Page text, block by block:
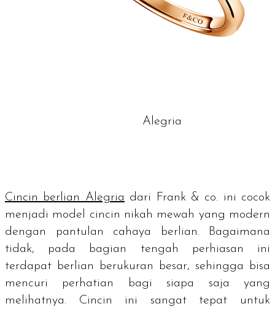
Alegria
Cincin berlian Alegria dari Frank & co. ini cocok
menjadi model cincin nikah mewah yang modern
dengan pantulan cahaya berlian. Bagaimana
tidak, pada bagian tengah perhiasan ini
terdapat berlian berukuran besar, sehingga bisa
mencuri perhatian bagi siapa saja yang
melihatnya. Cincin ini sangat tepat untuk